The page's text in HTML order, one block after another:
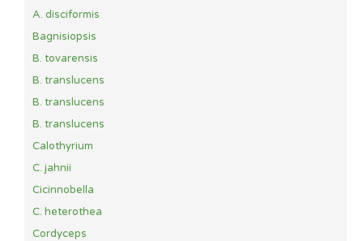
A. disciformis
Bagnisiopsis
B. tovarensis
B. translucens
B. translucens
B. translucens
Calothyrium
C. jahnii
Cicinnobella
C. heterothea
Cordyceps